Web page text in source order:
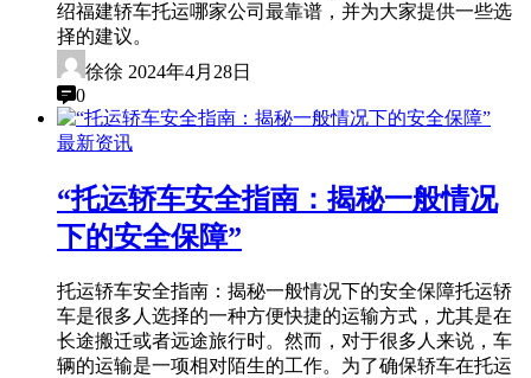
绍福建轿车托运哪家公司最靠谱，并为大家提供一些选
择的建议。
徐徐 2024年4月28日
0
最新资讯
“托运轿车安全指南：揭秘一般情况
下的安全保障”
托运轿车安全指南：揭秘一般情况下的安全保障托运轿
车是很多人选择的一种方便快捷的运输方式，尤其是在
长途搬迁或者远途旅行时。然而，对于很多人来说，车
辆的运输是一项相对陌生的工作。为了确保轿车在托运